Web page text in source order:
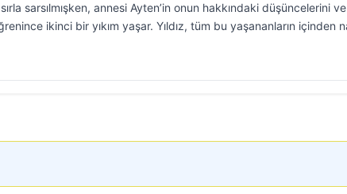
sarsılmışken, annesi Ayten’in onun hakkındaki düşüncelerini ve
ikinci bir yıkım yaşar. Yıldız, tüm bu yaşananların içinden